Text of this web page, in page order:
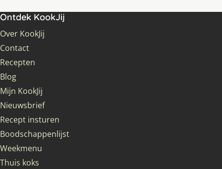
Ontdek KookJij
Over KookJij
Contact
Recepten
Blog
Mijn KookJij
Nieuwsbrief
Recept insturen
Boodschappenlijst
Weekmenu
Thuis koks